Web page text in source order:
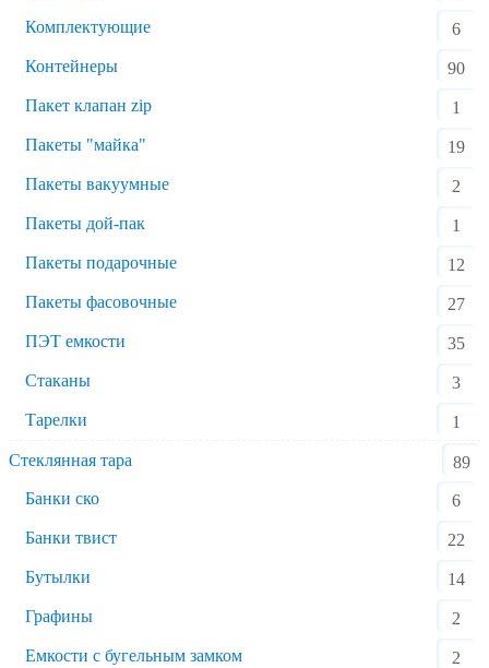
Комплектующие
6
Контейнеры
90
Пакет клапан zip
1
Пакеты "майка"
19
Пакеты вакуумные
2
Пакеты дой-пак
1
Пакеты подарочные
12
Пакеты фасовочные
27
ПЭТ емкости
35
Стаканы
3
Тарелки
1
Стеклянная тара
89
Банки ско
6
Банки твист
22
Бутылки
14
Графины
2
Емкости с бугельным замком
2